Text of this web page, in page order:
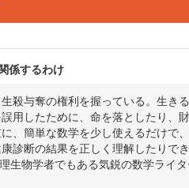
係するわけ
殺与奪の権利を握っている。生き
用したために、命を落としたり、
、簡単な数学を少し使えるだけで
診断の結果を正しく理解したりで
物学者でもある気鋭の数学ライ